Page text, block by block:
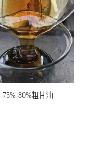
75%-80%粗甘油